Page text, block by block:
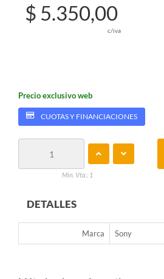
$ 5.350,00
c/iva
Precio exclusivo web
CUOTAS Y FINANCIACIONES
Min. Vta.: 1
DETALLES
Marca Sony